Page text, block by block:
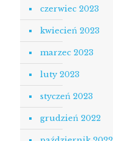
czerwiec 2023
kwiecień 2023
marzec 2023
luty 2023
styczeń 2023
grudzień 2022